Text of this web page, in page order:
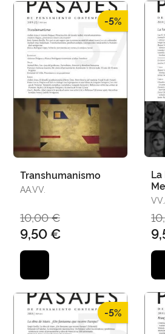
-5%
Transhumanismo
AA.VV.
10,00 €
9,50 €
-5%